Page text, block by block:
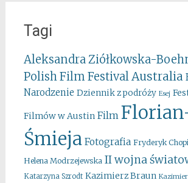
Tagi
Aleksandra Ziółkowska-
Polish Film FestivalAustralia
Narodzenie Dziennik z podróży Esej
Filmów w Austin Film
Śmieja Fotografia Fryderyk
Helena Modrzejewska II wojna
Katarzyna Szrodt Kazimierz Braun